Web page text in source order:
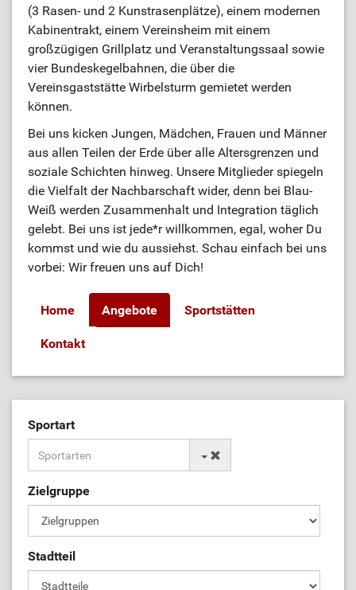
(3 Rasen- und 2 Kunstrasenplätze), einem modernen
Kabinentrakt, einem Vereinsheim mit einem
großzügigen Grillplatz und Veranstaltungssaal sowie
vier Bundeskegelbahnen, die über die
Vereinsgaststätte Wirbelsturm gemietet werden
können.
Bei uns kicken Jungen, Mädchen, Frauen und Männer
aus allen Teilen der Erde über alle Altersgrenzen und
soziale Schichten hinweg. Unsere Mitglieder spiegeln
die Vielfalt der Nachbarschaft wider, denn bei Blau-
Weiß werden Zusammenhalt und Integration täglich
gelebt. Bei uns ist jede*r willkommen, egal, woher Du
kommst und wie du aussiehst. Schau einfach bei uns
vorbei: Wir freuen uns auf Dich!
Home Angebote Sportstätten
Kontakt
Sportart
Zielgruppe
Stadtteil